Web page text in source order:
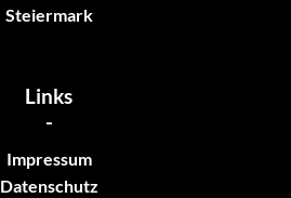
Steiermark
Links
-
Impressum
Datenschutz